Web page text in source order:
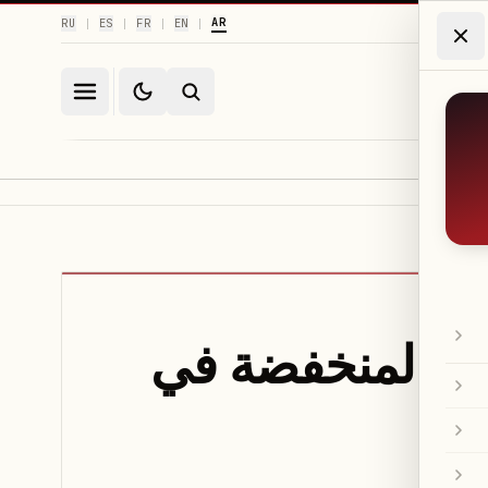
AR
|
EN
|
FR
|
ES
|
RU
المنخفضة في